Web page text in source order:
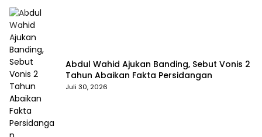
Abdul Wahid Ajukan Banding, Sebut Vonis 2
Tahun Abaikan Fakta Persidangan
Juli 30, 2026